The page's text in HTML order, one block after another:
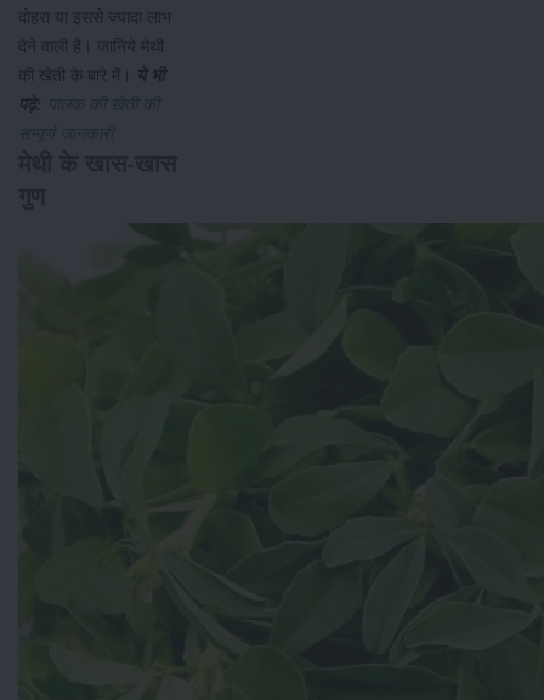
दोहरा या इससे ज्यादा लाभ
देने वाली है। जानिये मेथी
की खेती के बारे में।
ये भी
पढ़े: पालक की खेती की
सम्पूर्ण जानकारी